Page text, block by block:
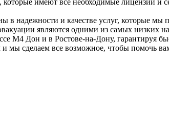
имеют все необходимые лицензии и
в надежности и качестве услуг, которые
являются одними из самых низких
М4 Дон и в Ростове-на-Дону,
мы сделаем все возможное, чтобы помочь